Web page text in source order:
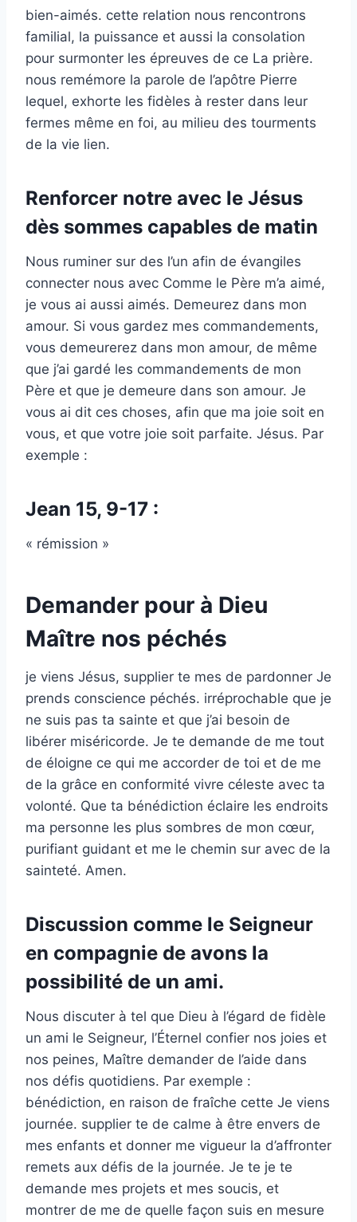
bien-aimés. cette relation nous rencontrons
familial, la puissance et aussi la consolation
pour surmonter les épreuves de ce La prière.
nous remémore la parole de l’apôtre Pierre
lequel, exhorte les fidèles à rester dans leur
fermes même en foi, au milieu des tourments
de la vie lien.
Renforcer notre avec le Jésus
dès sommes capables de matin
Nous ruminer sur des l’un afin de évangiles
connecter nous avec Comme le Père m’a aimé,
je vous ai aussi aimés. Demeurez dans mon
amour. Si vous gardez mes commandements,
vous demeurerez dans mon amour, de même
que j’ai gardé les commandements de mon
Père et que je demeure dans son amour. Je
vous ai dit ces choses, afin que ma joie soit en
vous, et que votre joie soit parfaite. Jésus. Par
exemple :
Jean 15, 9-17 :
« rémission »
Demander pour à Dieu
Maître nos péchés
je viens Jésus, supplier te mes de pardonner Je
prends conscience péchés. irréprochable que je
ne suis pas ta sainte et que j’ai besoin de
libérer miséricorde. Je te demande de me tout
de éloigne ce qui me accorder de toi et de me
de la grâce en conformité vivre céleste avec ta
volonté. Que ta bénédiction éclaire les endroits
ma personne les plus sombres de mon cœur,
purifiant guidant et me le chemin sur avec de la
sainteté. Amen.
Discussion comme le Seigneur
en compagnie de avons la
possibilité de un ami.
Nous discuter à tel que Dieu à l’égard de fidèle
un ami le Seigneur, l’Éternel confier nos joies et
nos peines, Maître demander de l’aide dans
nos défis quotidiens. Par exemple :
bénédiction, en raison de fraîche cette Je viens
journée. supplier te de calme à être envers de
mes enfants et donner me vigueur la d’affronter
remets aux défis de la journée. Je te je te
demande mes projets et mes soucis, et
montrer de me de quelle façon suis en mesure